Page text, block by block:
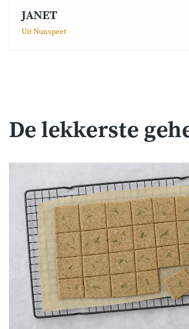
JANET
Uit Nunspeet
De lekkerste